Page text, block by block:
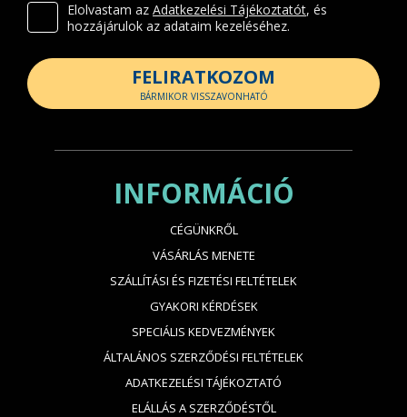
Elolvastam az Adatkezelési Tájékoztatót, és
hozzájárulok az adataim kezeléséhez.
FELIRATKOZOM
BÁRMIKOR VISSZAVONHATÓ
INFORMÁCIÓ
CÉGÜNKRŐL
VÁSÁRLÁS MENETE
SZÁLLÍTÁSI ÉS FIZETÉSI FELTÉTELEK
GYAKORI KÉRDÉSEK
SPECIÁLIS KEDVEZMÉNYEK
ÁLTALÁNOS SZERZŐDÉSI FELTÉTELEK
ADATKEZELÉSI TÁJÉKOZTATÓ
ELÁLLÁS A SZERZŐDÉSTŐL